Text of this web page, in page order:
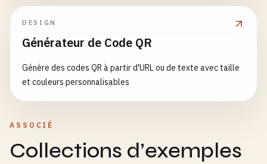
DESIGN
Générateur de Code QR
Génère des codes QR à partir d'URL ou de texte avec taille
et couleurs personnalisables
ASSOCIÉ
Collections d’exemples